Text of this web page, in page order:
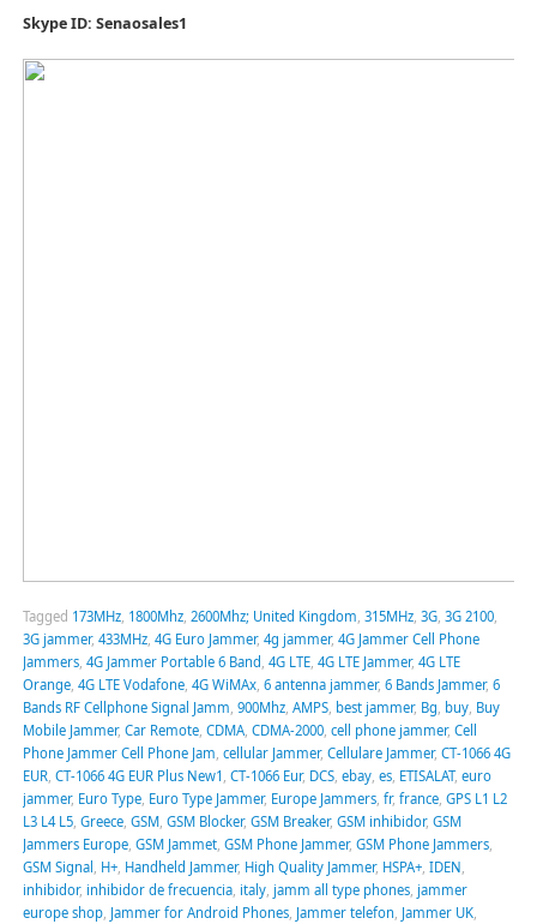
Skype ID: Senaosales1
Tagged 173MHz, 1800Mhz, 2600Mhz; United Kingdom 315MHz, 3G, 3G 2100,
3G jammer, 433MHz, 4G Euro Jammer, 4g jammer, 4G Jammer Cell Phone
Jammers, 4G Jammer Portable 6 Band 4G LTE, 4G LTE Jammer, 4G LTE
Orange, 4G LTE Vodafone, 4G WiMAx, 6 antenna jammer, 6 Bands Jammer, 6
Bands RF Cellphone Signal Jamm 900Mhz, AMPS, best jammer, Bg buy, Buy
Mobile Jammer, Car Remote, CDMA, CDMA-2000, cell phone jammer, Cell
Phone Jammer Cell Phone Jam cellular Jammer, Cellulare Jammer, CT-1066 4G
EUR, CT-1066 4G EUR Plus New1 CT-1066 Eur, DCS, ebay, es, ETISALAT, euro
jammer, Euro Type, Euro Type Jammer, Europe Jammers, fr, france, GPS L1 L2
L3 L4 L5, Greece, GSM, GSM Blocker, GSM Breaker, GSM inhibidor, GSM
Jammers Europe, GSM Jammet, GSM Phone Jammer, GSM Phone Jammers,
GSM Signal H+, Handheld Jammer, High Quality Jammer, HSPA+, IDEN
inhibidor, inhibidor de frecuencia, italy, jamm all type phones, jammer
europe shop, Jammer for Android Phones, Jammer telefon Jammer UK,